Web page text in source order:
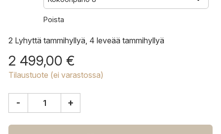
Poista
2 Lyhyttä tammihyllyä, 4 leveää tammihyllyä
2 499,00 €
Tilaustuote (ei varastossa)
hylly,
- +